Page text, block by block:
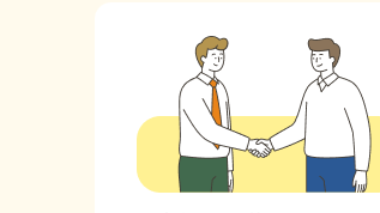
で受給相談をする